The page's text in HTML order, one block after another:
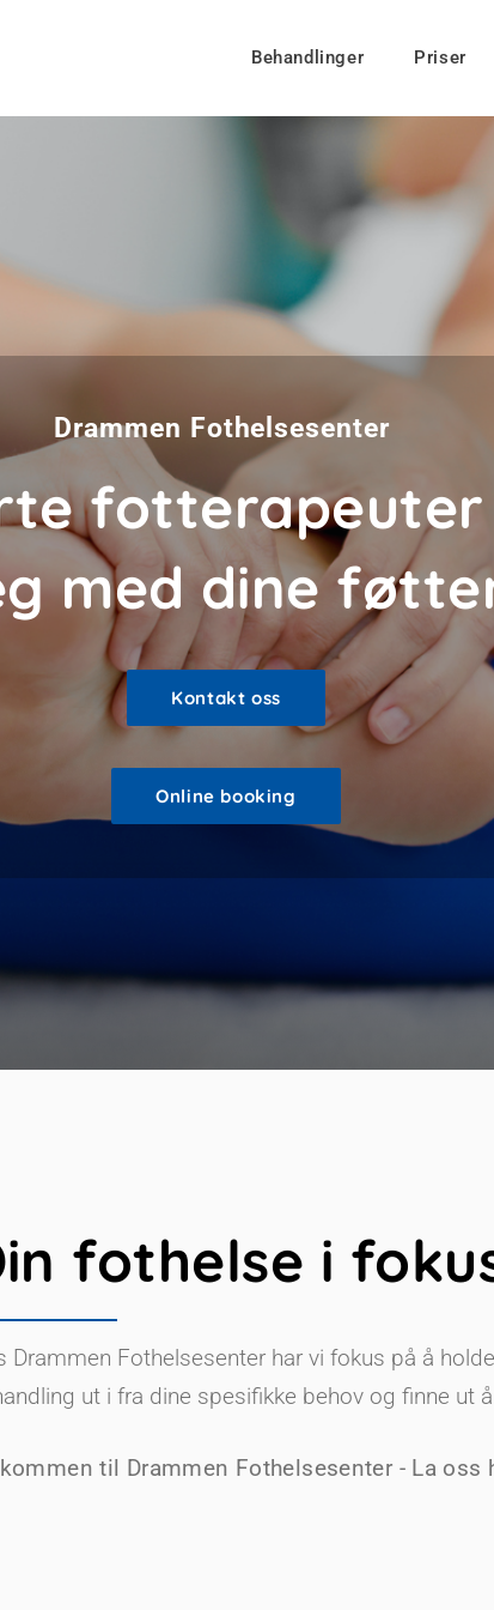
Behandlinger Priser
Drammen Fothelsesenter
med dine
Kontakt oss
Online booking
fothelse i
Drammen Fothelsesenter har vi fokus på å
ut i fra dine spesifikke behov og finne ut
til Drammen Fothelsesenter - La